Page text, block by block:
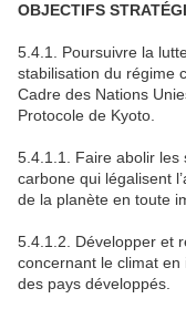
OBJECTIFS
5.4.1. Poursuivre la
stabilisation du régime
Cadre des Nations
Protocole de Kyoto.
5.4.1.1. Faire abolir les
carbone qui légalisent
de la planète en toute
5.4.1.2. Développer et
concernant le climat
des pays développés.